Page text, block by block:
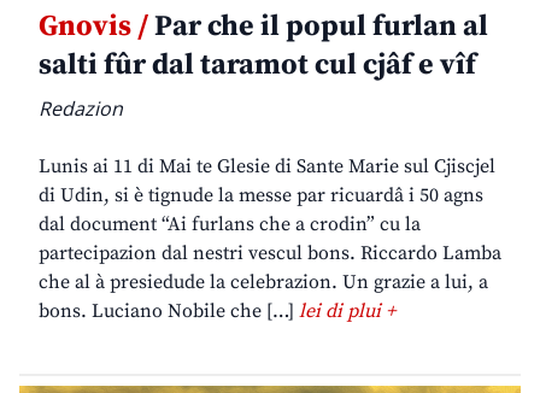
Gnovis /Par che il popul furlan al
salti fûr dal taramot cul cjâf e vîf
Redazion
Lunis ai 11 di Mai te Glesie di Sante Marie sul Cjiscjel
di Udin, si è tignude la messe par ricuardâ i 50 agns
dal document “Ai furlans che a crodin” cu la
partecipazion dal nestri vescul bons. Riccardo Lamba
che al à presiedude la celebrazion. Un grazie a lui, a
bons. Luciano Nobile che […] lei di plui +